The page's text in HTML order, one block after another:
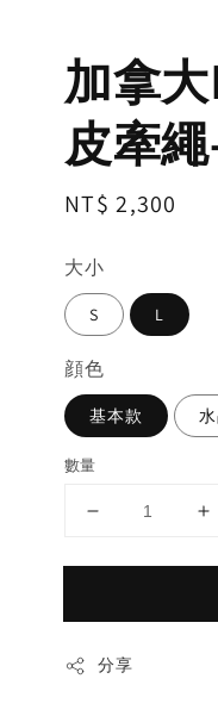
加拿
皮牽
Regular
NT$ 2,300
大小
S L
顔色
基本款
數量
分享